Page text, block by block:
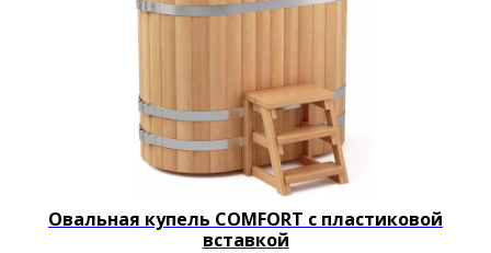
Овальная купель COMFORT с пластиковой
вставкой
Согласие на обработку персональных данных
Политика обработки персональных данных
Публичная договор-оферта